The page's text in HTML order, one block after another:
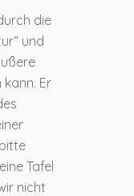
die
und
Er
Tafel
nicht